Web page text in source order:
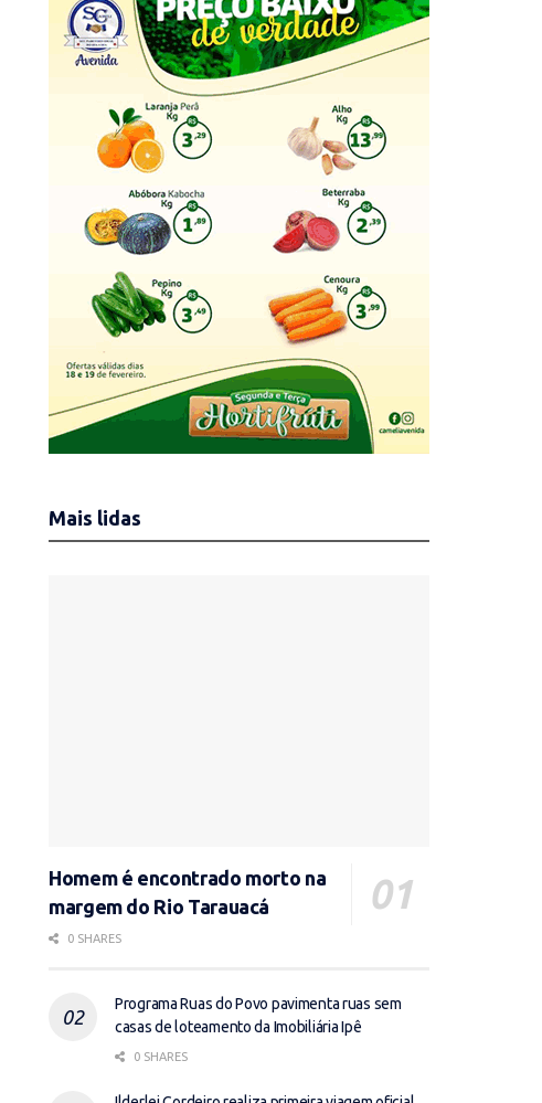
Mais lidas
Homem é encontrado morto na
margem do Rio Tarauacá
0 SHARES
Programa Ruas do Povo pavimenta ruas sem
casas de loteamento da Imobiliária Ipê
0 SHARES